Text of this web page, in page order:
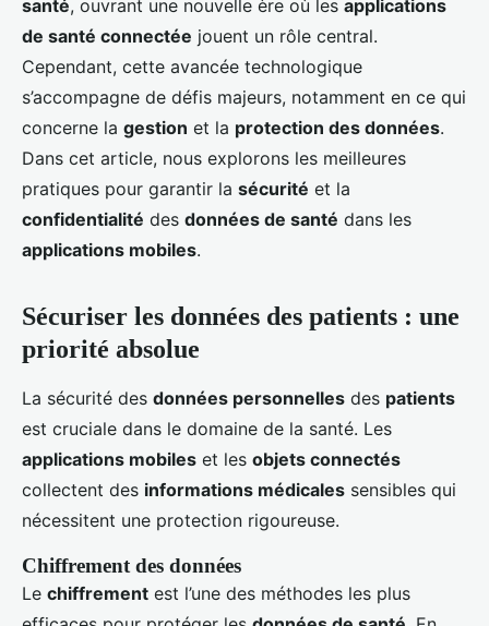
santé, ouvrant une nouvelle ère où les applications
de santé connectée jouent un rôle central.
Cependant, cette avancée technologique
s’accompagne de défis majeurs, notamment en ce qui
concerne la gestion et la protection des données.
Dans cet article, nous explorons les meilleures
pratiques pour garantir la sécurité et la
confidentialité des données de santé dans les
applications mobiles.
Sécuriser les données des patients : une
priorité absolue
La sécurité des données personnelles des patients
est cruciale dans le domaine de la santé. Les
applications mobiles et les objets connectés
collectent des informations médicales sensibles qui
nécessitent une protection rigoureuse.
Chiffrement des données
Le chiffrement est l’une des méthodes les plus